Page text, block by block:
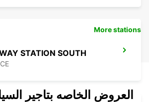
STATION SOUTH
More stations
العروض الخاصه بتاجير